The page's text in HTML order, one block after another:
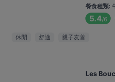
餐食種類:
5.4/6
休閒 舒適 親子友善
Les